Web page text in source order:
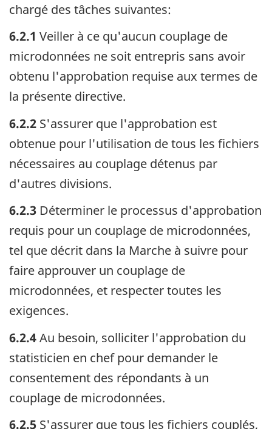
chargé des tâches suivantes:
6.2.1 Veiller à ce qu'aucun couplage de
microdonnées ne soit entrepris sans avoir
obtenu l'approbation requise aux termes de
la présente directive.
6.2.2 S'assurer que l'approbation est
obtenue pour l'utilisation de tous les fichiers
nécessaires au couplage détenus par
d'autres divisions.
6.2.3 Déterminer le processus d'approbation
requis pour un couplage de microdonnées,
tel que décrit dans la Marche à suivre pour
faire approuver un couplage de
microdonnées, et respecter toutes les
exigences.
6.2.4Au besoin, solliciter l'approbation du
statisticien en chef pour demander le
consentement des répondants à un
couplage de microdonnées.
6.2.5 S'assurer que tous les fichiers couplés,